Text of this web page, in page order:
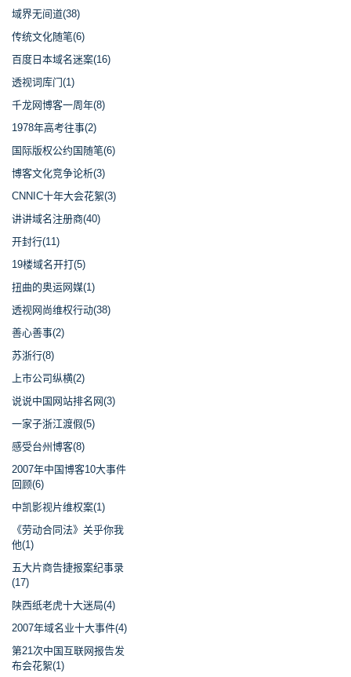
域界无间道(38)
传统文化随笔(6)
百度日本域名迷案(16)
透视词库门(1)
千龙网博客一周年(8)
1978年高考往事(2)
国际版权公约国随笔(6)
博客文化竞争论析(3)
CNNIC十年大会花絮(3)
讲讲域名注册商(40)
开封行(11)
19楼域名开打(5)
扭曲的奥运网媒(1)
透视网尚维权行动(38)
善心善事(2)
苏浙行(8)
上市公司纵横(2)
说说中国网站排名网(3)
一家子浙江渡假(5)
感受台州博客(8)
2007年中国博客10大事件
回顾(6)
中凯影视片维权案(1)
《劳动合同法》关乎你我
他(1)
五大片商告捷报案纪事录
(17)
陕西纸老虎十大迷局(4)
2007年域名业十大事件(4)
第21次中国互联网报告发
布会花絮(1)